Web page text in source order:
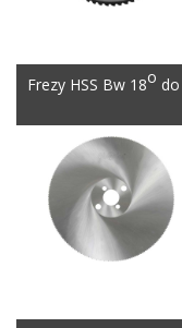
Frezy HSS Bw 18o